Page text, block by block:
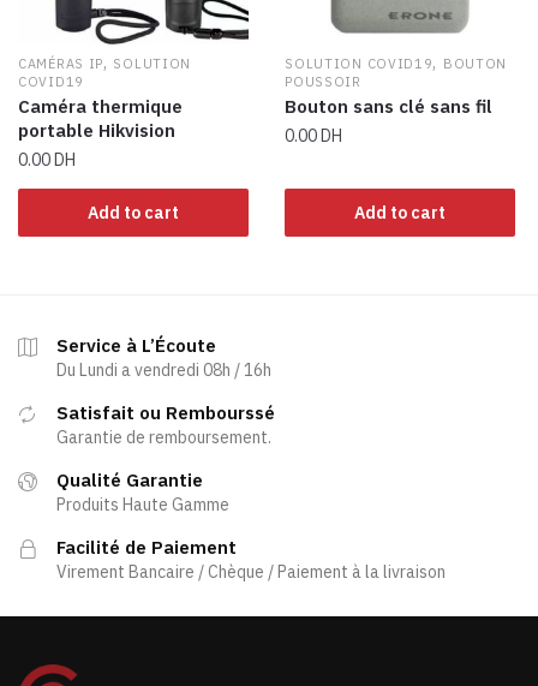
CAMÉRAS IP, SOLUTION
COVID19
Caméra thermique
portable Hikvision
0.00DH
Add to cart
SOLUTION COVID19, BOUTON
POUSSOIR
Bouton sans clé sans fil
0.00DH
Add to cart
Service à L’Écoute
Du Lundi a vendredi 08h / 16h
Satisfait ou Rembourssé
Garantie de remboursement.
Qualité Garantie
Produits Haute Gamme
Facilité de Paiement
Virement Bancaire / Chèque / Paiement à la livraison